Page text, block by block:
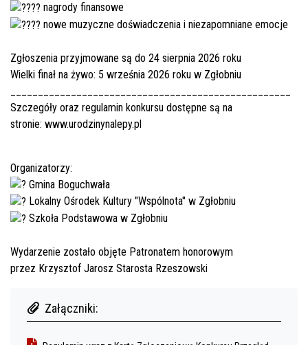
nagrody finansowe
nowe muzyczne doświadczenia i niezapomniane emocje
Zgłoszenia przyjmowane są do 24 sierpnia 2026 roku
Wielki finał na żywo: 5 września 2026 roku w Zgłobniu
Szczegóły oraz regulamin konkursu dostępne są na
stronie: www.urodzinynalepy.pl
Organizatorzy:
Gmina Boguchwała
Lokalny Ośrodek Kultury "Wspólnota" w Zgłobniu
Szkoła Podstawowa w Zgłobniu
Wydarzenie zostało objęte Patronatem honorowym
przez Krzysztof Jarosz Starosta Rzeszowski
Załączniki: